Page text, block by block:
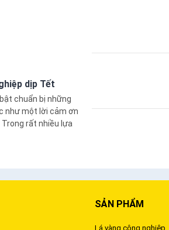
dịp Tết
chuẩn bị những
như một lời cảm ơn
rất nhiều lựa
SẢN PHẨM
Lá vàng công nghiệp